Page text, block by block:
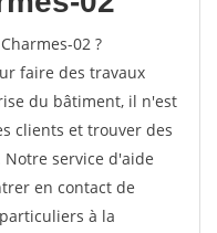
02 ?
faire des travaux
du bâtiment, il n'est
clients et trouver des
service d'aide
en contact de
à la